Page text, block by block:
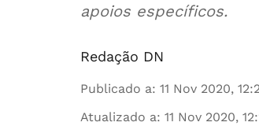
apoios específicos.
Redação DN
Publicado a: 11 Nov 2020,
Atualizado a: 11 Nov 2020,